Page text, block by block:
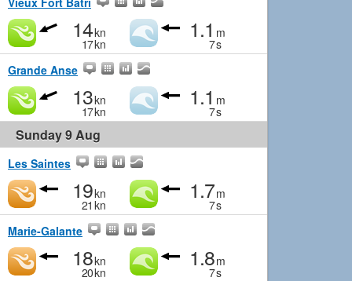
14kn
17kn
1.1 m
7s
Grande Anse
13kn
17kn
1.1 m
7s
Sunday 9 Aug
Les Saintes
19kn
21 kn
1.7m
7s
Marie-Galante
18kn
20kn
1.8m
7s